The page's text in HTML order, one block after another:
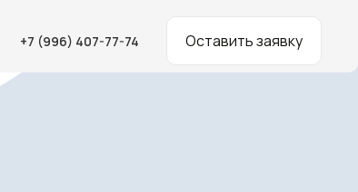
+7 (996) 407-77-74 Оставить заявку